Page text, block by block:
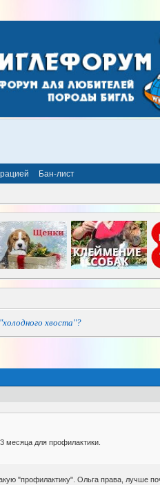
Бан-лист
хвоста"?
месяца для профилактики.
"профилактику". Ольга права, лучше